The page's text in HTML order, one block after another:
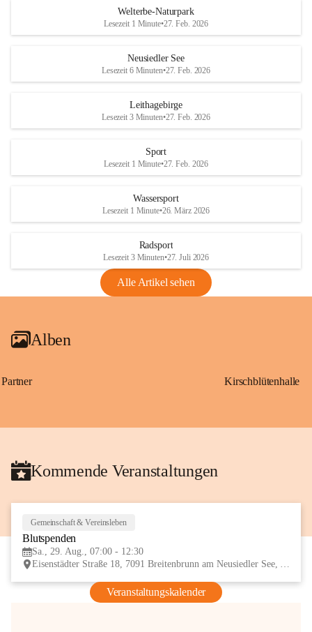
d
S
unzulässige Weingärten zu roden! Bitte
helfen wir zusammen um unsere Winzer
vor den prognostizierten Ernteausfällen
und den daraus folgenden wirtschaftlichen
Maßnahmen zur Bekämpfung
Rebe und der Amerikanischen
Anhang VBl. EU Nr. 18
1 Seite•1,4 MB
VBl. EU Nr. 18_2026
e
d
r
S
Welterbe-Naturpark
Lesezeit 1 Minute•27. Feb. 2026
Neusiedler See
Lesezeit 6 Minuten•27. Feb. 2026
Leithagebirge
Lesezeit 3 Minuten•27. Feb. 2026
Sport
Lesezeit 1 Minute•27. Feb. 2026
Wassersport
Lesezeit 1 Minute•26. März 2026
Radsport
Lesezeit 3 Minuten•27. Juli 2026
Alle Artikel sehen
Alben
Partner Kirschblütenhalle
Kommende Veranstaltungen
Gemeinschaft & Vereinsleben
Blutspenden
Sa., 29. Aug., 07:00 - 12:30
Eisenstädter Straße 18, 7091 Breitenbrunn am Neusiedler See, AUT
Veranstaltungskalender